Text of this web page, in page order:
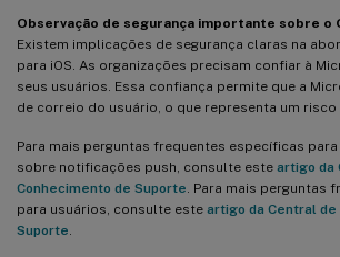
Observação de segurança importante sobre o
Existem implicações de segurança claras na
para iOS. As organizações precisam confiar à
seus usuários. Essa confiança permite que a
de correio do usuário, o que representa um risco
Para mais perguntas frequentes específicas
sobre notificações push, consulte este artigo da
Conhecimento de Suporte. Para mais perguntas
para usuários, consulte este artigo da Central de
Suporte.